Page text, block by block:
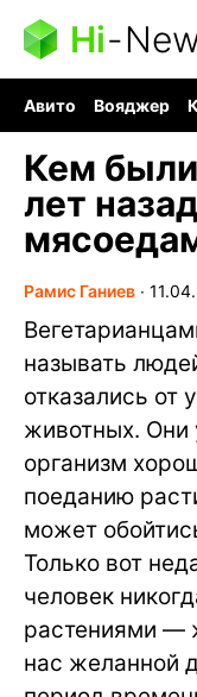
Hi-
Авито Вояджер
Кем
лет
Рамис Ганиев ∙
называть
отказались от
животных. Они
организм
поеданию
может
Только вот
человек
растениями —
нас желанной